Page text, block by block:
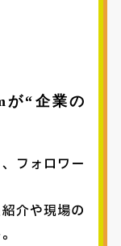
が“企業の
フォロワー
介や現場の